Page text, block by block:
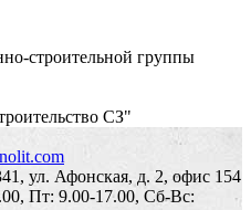
строительной группы
СЗ"
ул. Афонская, д. 2, офис 154
Пт: 9.00-17.00, Сб-Вс: